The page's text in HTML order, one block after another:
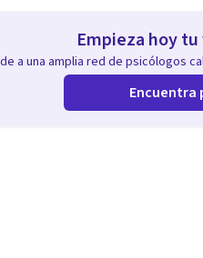
alimentaria
Empieza hoy
a una amplia red de psicólogos
Encuentra